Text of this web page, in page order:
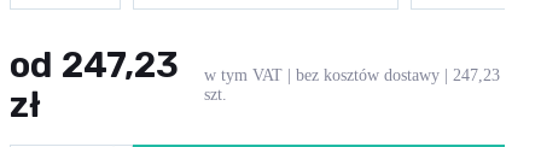
od 247,23
zł
w tym VAT | bez kosztów dostawy | 247,23 zł /
szt.